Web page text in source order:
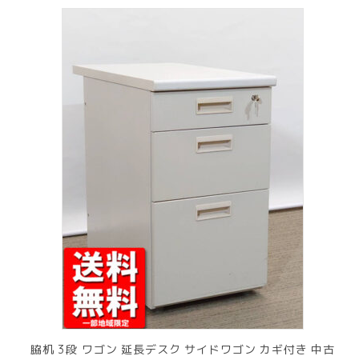
脇机 3段 ワゴン 延長デスク サイドワゴン カギ付き 中古